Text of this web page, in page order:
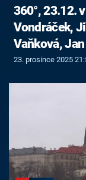
360°, 23.12.
Vondráček,
Vaňková,
23. prosince 2025